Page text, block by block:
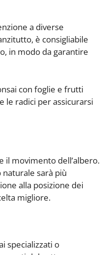
a diverse
è consigliabile
in modo da garantire
con foglie e frutti
le radici per assicurarsi
il movimento dell’albero.
sarà più
alla posizione dei
migliore.
specializzati o